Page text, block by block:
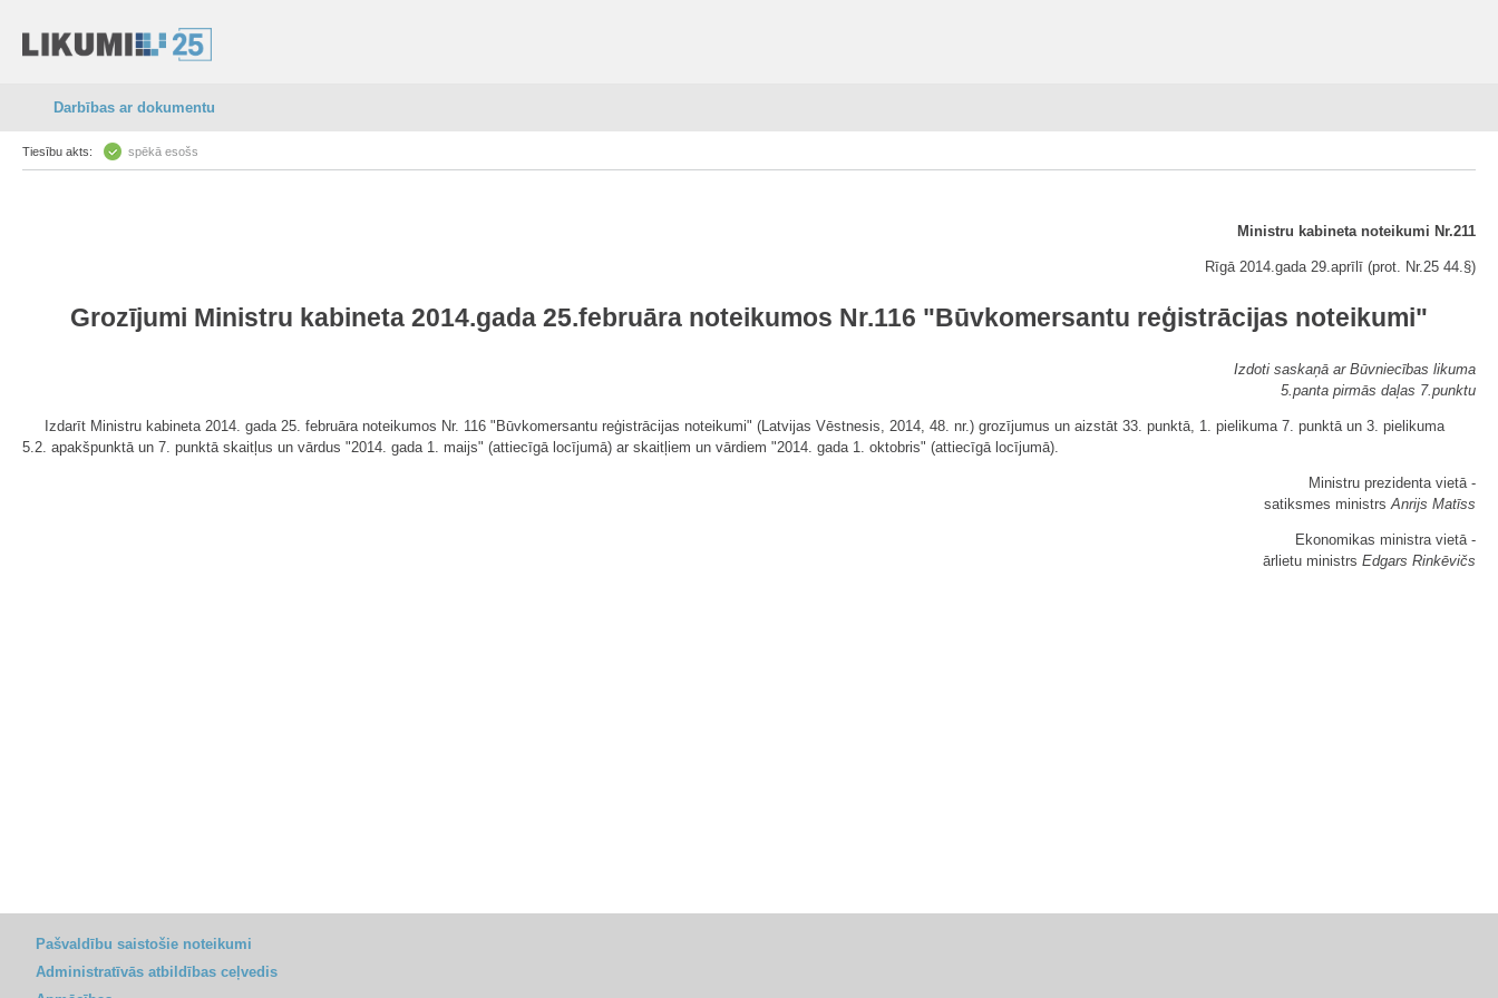
Darbības ar dokumentu
Tiesību akts: spēkā esošs
Ministru kabineta noteikumi Nr.211
Rīgā 2014.gada 29.aprīlī (prot. Nr.25 44.§)
Grozījumi Ministru kabineta 2014.gada 25.februāra noteikumos Nr.116 "Būvkomersantu reģistrācijas noteikumi"
Izdoti saskaņā ar Būvniecības likuma
5.panta pirmās daļas 7.punktu
Izdarīt Ministru kabineta 2014. gada 25. februāra noteikumos Nr. 116 "Būvkomersantu reģistrācijas noteikumi" (Latvijas Vēstnesis, 2014, 48. nr.) grozījumus un aizstāt 33. punktā, 1. pielikuma 7. punktā un 3. pielikuma
5.2. apakšpunktā un 7. punktā skaitļus un vārdus "2014. gada 1. maijs" (attiecīgā locījumā) ar skaitļiem un vārdiem "2014. gada 1. oktobris" (attiecīgā locījumā).
Ministru prezidenta vietā -
satiksmes ministrsAnrijs Matīss
Ekonomikas ministra vietā -
ārlietu ministrs Edgars Rinkēvičs
Pašvaldību saistošie noteikumi
Administratīvās atbildības ceļvedis